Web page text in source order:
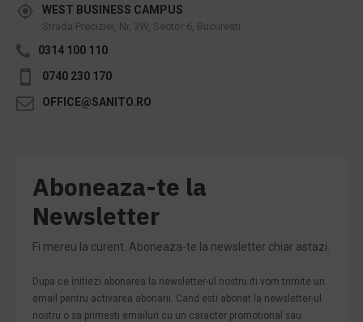
WEST BUSINESS CAMPUS
Strada Preciziei, Nr, 3W, Sector 6, Bucuresti
0314 100 110
0740 230 170
OFFICE@SANITO.RO
Aboneaza-te la
Newsletter
Fi mereu la curent. Aboneaza-te la newsletter chiar astazi.
Dupa ce initiezi abonarea la newsletter-ul nostru iti vom trimite un
email pentru activarea abonarii. Cand esti abonat la newsletter-ul
nostru o sa primesti emailuri cu un caracter promotional sau